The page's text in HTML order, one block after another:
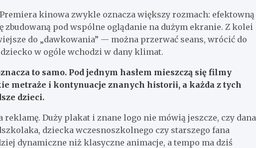
kinowa zwykle oznacza większy rozmach: efektowną
zbudowaną pod wspólne oglądanie na dużym ekranie. Z kolei
do „dawkowania” — można przerwać seans, wrócić do
w ogóle wchodzi w dany klimat.
to samo. Pod jednym hasłem mieszczą się filmy
metraże i kontynuacje znanych historii, a każda z tych
dzieci.
Duży plakat i znane logo nie mówią jeszcze, czy dana
dziecka wczesnoszkolnego czy starszego fana
dynamiczne niż klasyczne animacje, a tempo ma dziś